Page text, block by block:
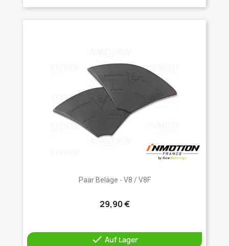
Paar Beläge - V8 / V8F
29,90 €
 Auf Lager